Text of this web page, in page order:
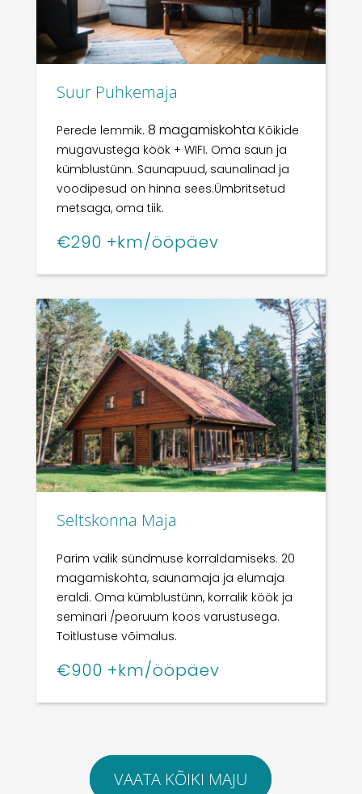
Suur Puhkemaja
Perede lemmik. 8 magamiskohta Kõikide
mugavustega köök + WIFI. Oma saun ja
kümblustünn. Saunapuud, saunalinad ja
voodipesud on hinna sees.Ümbritsetud
metsaga, oma tiik.
€290 +km/ööpäev
Seltskonna Maja
Parim valik sündmuse korraldamiseks. 20
magamiskohta, saunamaja ja elumaja
eraldi. Oma kümblustünn, korralik köök ja
seminari /peoruum koos varustusega.
Toitlustuse võimalus.
€900 +km/ööpäev
VAATA KÕIKI MAJU